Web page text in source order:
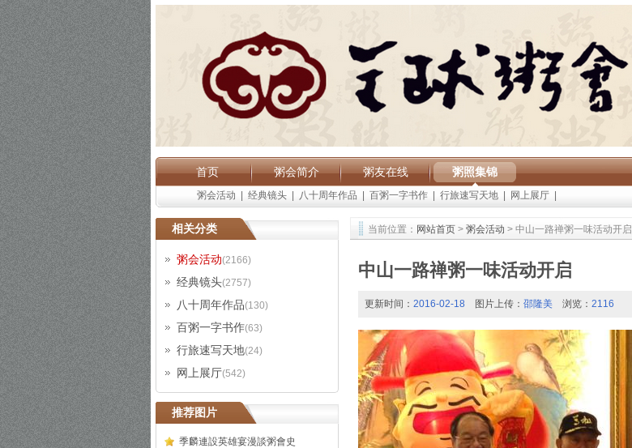
首页 粥会简介 粥友在线 粥照集锦
粥会活动 经典镜头 八十周年作品 百粥一字书作 行旅速写天地 网上展厅
相关分类
粥会活动(2166)
经典镜头(2757)
八十周年作品(130)
百粥一字书作(63)
行旅速写天地(24)
网上展厅(542)
推荐图片
季麟連設英雄宴漫談粥會史
当前位置： 网站首页 > 粥会活动 > 中山一路禅粥一味活动开启
中山一路禅粥一味活动开启
更新时间： 2016-02-18 图片上传： 邵隆美 浏览： 2116